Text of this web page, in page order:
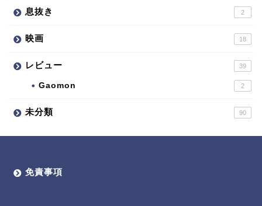
息抜き 2
映画 18
レビュー 39
Gaomon 2
未分類 90
免責事項